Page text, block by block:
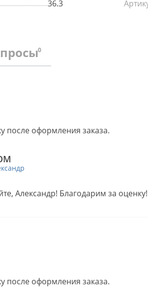
36.3
0
после оформления заказа.
Александр! Благодарим за оценку!
после оформления заказа.